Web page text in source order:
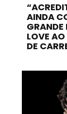
AINDA
LOVE
DE